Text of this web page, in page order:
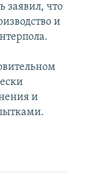
заявил, что
и
и